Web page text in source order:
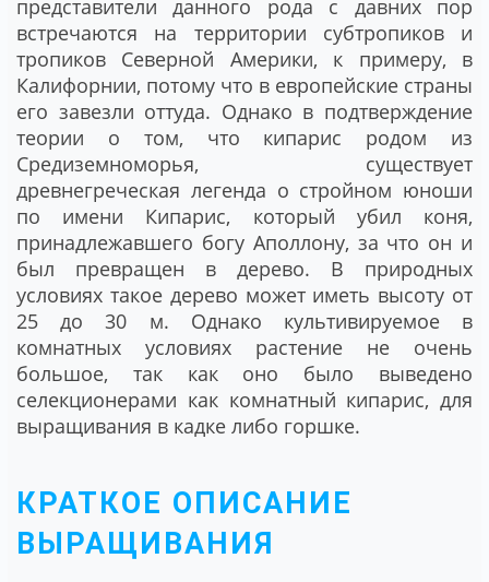
представители данного рода с давних пор
встречаются на территории субтропиков и
тропиков Северной Америки, к примеру, в
Калифорнии, потому что в европейские страны
его завезли оттуда. Однако в подтверждение
теории о том, что кипарис родом из
Средиземноморья, существует
древнегреческая легенда о стройном юноши
по имени Кипарис, который убил коня,
принадлежавшего богу Аполлону, за что он и
был превращен в дерево. В природных
условиях такое дерево может иметь высоту от
25 до 30 м. Однако культивируемое в
комнатных условиях растение не очень
большое, так как оно было выведено
селекционерами как комнатный кипарис, для
выращивания в кадке либо горшке.
КРАТКОЕ ОПИСАНИЕ
ВЫРАЩИВАНИЯ